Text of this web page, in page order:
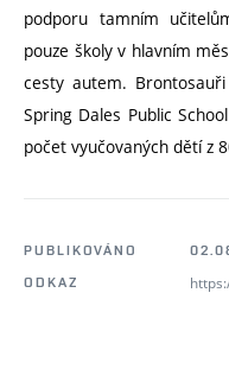
podporu tamním
pouze školy v hlavním
cesty autem.
Spring Dales Public
počet vyučovaných dětí z
PUBLIKOVÁNO
ODKAZ